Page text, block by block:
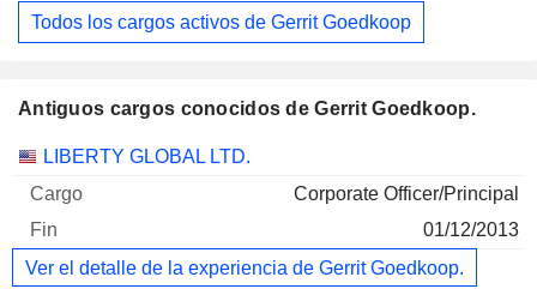
Todos los cargos activos de Gerrit Goedkoop
Antiguos cargos conocidos de Gerrit Goedkoop.
Empresas Cargo Fin
LIBERTY GLOBAL LTD.
Corporate Officer/Principal
01/12/2013
Ver el detalle de la experiencia de Gerrit Goedkoop.